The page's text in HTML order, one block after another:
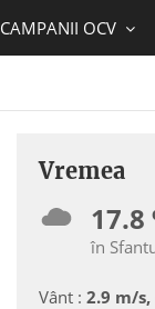
CAMPANII OCV
Vremea
17.8
în
Vânt : 2.9 m/